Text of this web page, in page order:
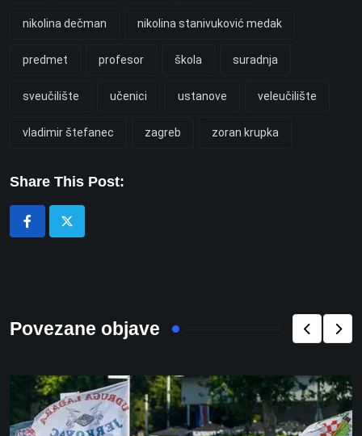
nikolina dečman nikolina stanivuković medak
predmet profesor škola suradnja
sveučilište učenici ustanove veleučilište
vladimir štefanec zagreb zoran krupka
Share This Post:
Povezane objave